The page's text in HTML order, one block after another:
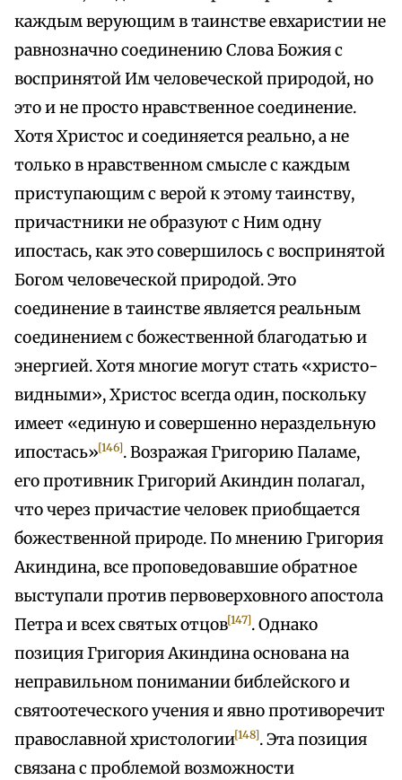
каждым верующим в таинстве евхаристии не
равнозначно соединению Слова Божия с
воспринятой Им человеческой природой, но
это и не просто нравственное соединение.
Хотя Христос и соединяется реально, а не
только в нравственном смысле с каждым
приступающим с верой к этому таинству,
причастники не образуют с Ним одну
ипостась, как это совершилось с воспринятой
Богом человеческой природой. Это
соединение в таинстве является реальным
соединением с божественной благодатью и
энергией. Хотя многие могут стать «христо-
видными», Христос всегда один, поскольку
имеет «единую и совершенно нераздельную
ипостась»[146]. Возражая Григорию Паламе,
его противник Григорий Акиндин полагал,
что через причастие человек приобщается
божественной природе. По мнению Григория
Акиндина, все проповедовавшие обратное
выступали против первоверховного апостола
Петра и всех святых отцов[147]. Однако
позиция Григория Акиндина основана на
неправильном понимании библейского и
святоотеческого учения и явно противоречит
православной христологии[148]. Эта позиция
связана с проблемой возможности